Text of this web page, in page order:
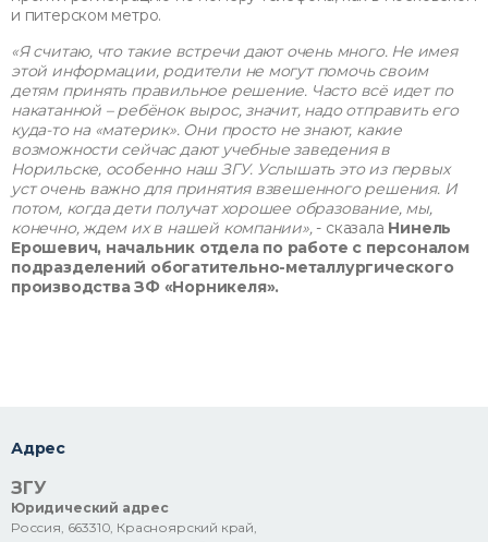
и питерском метро.
«Я считаю, что такие встречи дают очень много. Не имея
этой информации, родители не могут помочь своим
детям принять правильное решение. Часто всё идет по
накатанной – ребёнок вырос, значит, надо отправить его
куда-то на «материк». Они просто не знают, какие
возможности сейчас дают учебные заведения в
Норильске, особенно наш ЗГУ. Услышать это из первых
уст очень важно для принятия взвешенного решения. И
потом, когда дети получат хорошее образование, мы,
конечно, ждем их в нашей компании»,- сказала Нинель
Ерошевич, начальник отдела по работе с персоналом
подразделений обогатительно-металлургического
производства ЗФ «Норникеля».
Адрес
ЗГУ
Юридический адрес
Россия, 663310, Красноярский край,